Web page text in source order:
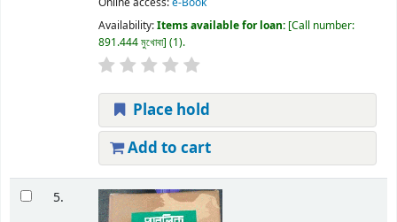
Availability:Items available for loan: Call number:
891.444 মুখোবা (1).
Place hold
Add to cart
5.